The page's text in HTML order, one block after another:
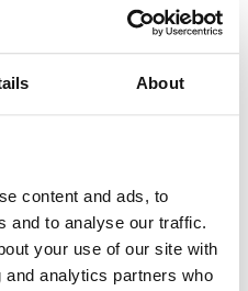
About
content and ads, to
and to analyse our traffic.
your use of our site with
analytics partners who
に​お役立ていただける最新情報
ただいた方には、各種ご案内を